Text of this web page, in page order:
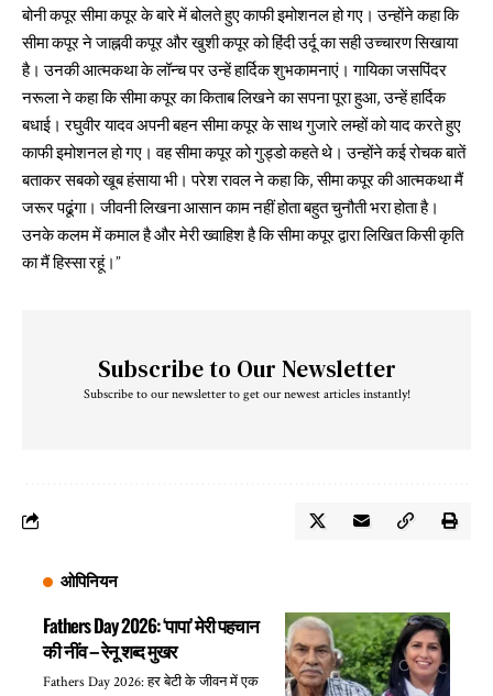
बोनी कपूर सीमा कपूर के बारे में बोलते हुए काफी इमोशनल हो गए। उन्होंने कहा कि
सीमा कपूर ने जाह्नवी कपूर और खुशी कपूर को हिंदी उर्दू का सही उच्चारण सिखाया
है। उनकी आत्मकथा के लॉन्च पर उन्हें हार्दिक शुभकामनाएं। गायिका जसपिंदर
नरूला ने कहा कि सीमा कपूर का किताब लिखने का सपना पूरा हुआ, उन्हें हार्दिक
बधाई। रघुवीर यादव अपनी बहन सीमा कपूर के साथ गुजारे लम्हों को याद करते हुए
काफी इमोशनल हो गए। वह सीमा कपूर को गुड्डो कहते थे। उन्होंने कई रोचक बातें
बताकर सबको खूब हंसाया भी। परेश रावल ने कहा कि, सीमा कपूर की आत्मकथा मैं
जरूर पढूंगा। जीवनी लिखना आसान काम नहीं होता बहुत चुनौती भरा होता है।
उनके कलम में कमाल है और मेरी ख्वाहिश है कि सीमा कपूर द्वारा लिखित किसी कृति
का मैं हिस्सा रहूं।”
Subscribe to Our Newsletter
Subscribe to our newsletter to get our newest articles instantly!
ओपिनियन
Fathers Day 2026: ‘पापा’ मेरी पहचान
की नींव – रेनू शब्द मुखर
Fathers Day 2026: हर बेटी के जीवन में एक